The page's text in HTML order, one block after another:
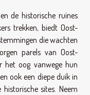
de historische ruïnes
trekken, biedt Oost-
die wachten
parels van Oost-
het oog vanwege hun
ook een diepe duik in
sites. Neem